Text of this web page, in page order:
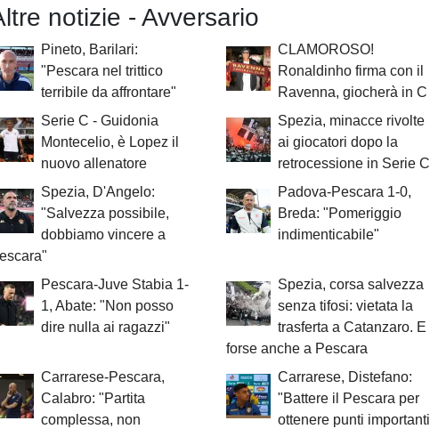
notizie - Avversario
Pineto, Barilari:
"Pescara nel trittico
terribile da affrontare"
CLAMOROSO!
Ronaldinho firma con il
Ravenna, giocherà in C
Serie C - Guidonia
Montecelio, è Lopez il
nuovo allenatore
Spezia, minacce rivolte
ai giocatori dopo la
retrocessione in Serie C
Spezia, D'Angelo:
"Salvezza possibile,
dobbiamo vincere a
Padova-Pescara 1-0,
Breda: "Pomeriggio
indimenticabile"
Pescara-Juve Stabia 1-
1, Abate: "Non posso
dire nulla ai ragazzi"
Spezia, corsa salvezza
senza tifosi: vietata la
trasferta a Catanzaro. E
forse anche a Pescara
Carrarese-Pescara,
Calabro: "Partita
complessa, non
Carrarese, Distefano:
"Battere il Pescara per
ottenere punti importanti